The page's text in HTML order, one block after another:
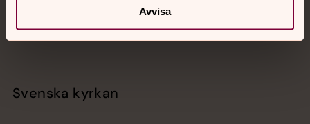
Avvisa
Telefon 112
Svenska kyrkan